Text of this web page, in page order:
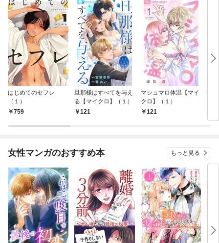
はじめてのセフレ
（１）
759
旦那様はすべてを与え
る【マイクロ】（１）
121
マシュマロ体温【マイ
クロ】（１）
121
信
女性マンガのおすすめ本 もっと見る